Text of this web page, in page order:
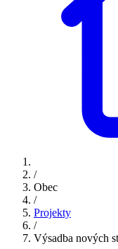
/
Obec
/
Projekty
/
Výsadba nových